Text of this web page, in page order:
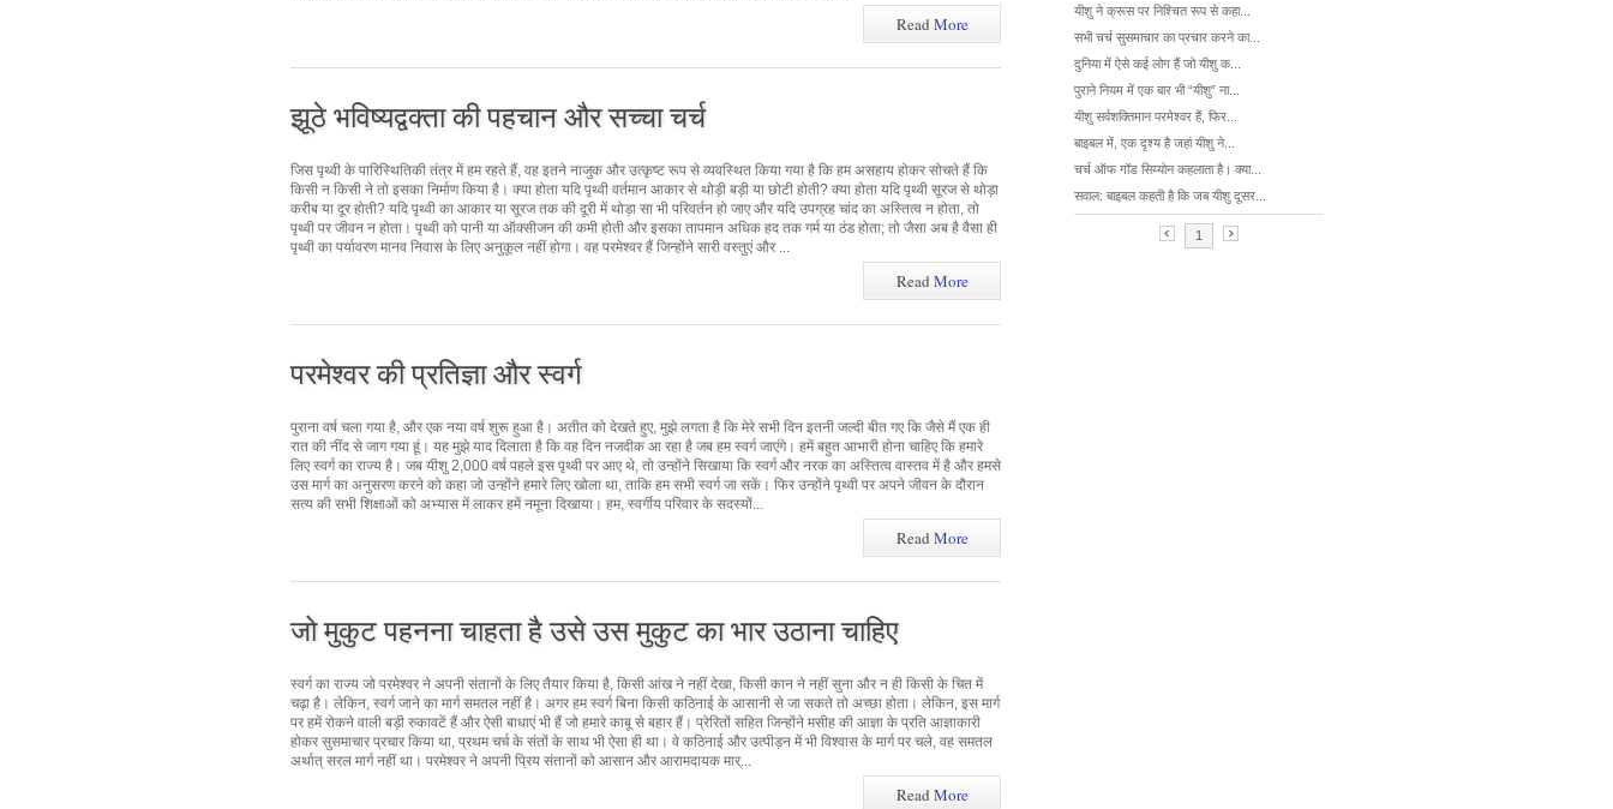
ReadMore
झूठे भविष्यद्वक्ता की पहचान और सच्चा चर्च
जिस पृथ्वी के पारिस्थितिकी तंत्र में हम रहते हैं, वह इतने नाजुक और उत्कृष्ट रूप से व्यवस्थित किया गया है कि हम असहाय होकर सोचते हैं कि
किसी न किसी ने तो इसका निर्माण किया है। क्या होता यदि पृथ्वी वर्तमान आकार से थोड़ी बड़ी या छोटी होती? क्या होता यदि पृथ्वी सूरज से थोड़ा
करीब या दूर होती? यदि पृथ्वी का आकार या सूरज तक की दूरी में थोड़ा सा भी परिवर्तन हो जाए और यदि उपग्रह चांद का अस्तित्व न होता, तो
पृथ्वी पर जीवन न होता। पृथ्वी को पानी या ऑक्सीजन की कमी होती और इसका तापमान अधिक हद तक गर्म या ठंड होता; तो जैसा अब है वैसा ही
पृथ्वी का पर्यावरण मानव निवास के लिए अनुकूल नहीं होगा। वह परमेश्वर हैं जिन्होंने सारी वस्तुएं और ...
ReadMore
परमेश्वर की प्रतिज्ञा और स्वर्ग
पुराना वर्ष चला गया है, और एक नया वर्ष शुरू हुआ है। अतीत को देखते हुए, मुझे लगता है कि मेरे सभी दिन इतनी जल्दी बीत गए कि जैसे मैं एक ही
रात की नींद से जाग गया हूं। यह मुझे याद दिलाता है कि वह दिन नजदीक आ रहा है जब हम स्वर्ग जाएंगे। हमें बहुत आभारी होना चाहिए कि हमारे
लिए स्वर्ग का राज्य है। जब यीशु 2,000 वर्ष पहले इस पृथ्वी पर आए थे, तो उन्होंने सिखाया कि स्वर्ग और नरक का अस्तित्व वास्तव में है और हमसे
उस मार्ग का अनुसरण करने को कहा जो उन्होंने हमारे लिए खोला था, ताकि हम सभी स्वर्ग जा सकें। फिर उन्होंने पृथ्वी पर अपने जीवन के दौरान
सत्य की सभी शिक्षाओं को अभ्यास में लाकर हमें नमूना दिखाया। हम, स्वर्गीय परिवार के सदस्यों...
ReadMore
जो मुकुट पहनना चाहता है उसे उस मुकुट का भार उठाना चाहिए
स्वर्ग का राज्य जो परमेश्वर ने अपनी संतानों के लिए तैयार किया है, किसी आंख ने नहीं देखा, किसी कान ने नहीं सुना और न ही किसी के चित में
चढ़ा है। लेकिन, स्वर्ग जाने का मार्ग समतल नहीं है। अगर हम स्वर्ग बिना किसी कठिनाई के आसानी से जा सकते तो अच्छा होता। लेकिन, इस मार्ग
पर हमें रोकने वाली बड़ी रुकावटें हैं और ऐसी बाधाएं भी हैं जो हमारे काबू से बहार हैं। प्रेरितों सहित जिन्होंने मसीह की आज्ञा के प्रति आज्ञाकारी
होकर सुसमाचार प्रचार किया था, प्रथम चर्च के संतों के साथ भी ऐसा ही था। वे कठिनाई और उत्पीड़न में भी विश्वास के मार्ग पर चले, वह समतल
अर्थात् सरल मार्ग नहीं था। परमेश्वर ने अपनी प्रिय संतानों को आसान और आरामदायक मार्...
ReadMore